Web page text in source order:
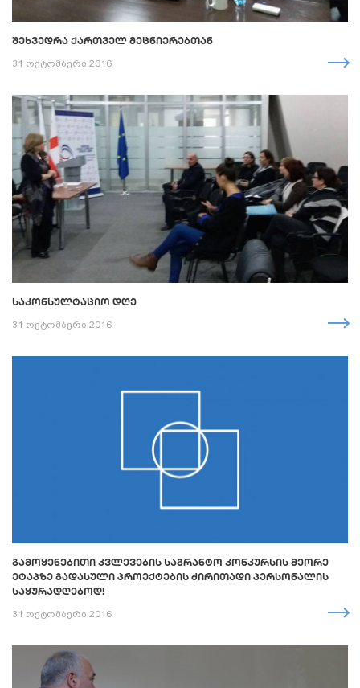
ᲨᲔᲮᲕᲔᲓᲠᲐ ᲥᲐᲠᲗᲕᲔᲚ ᲛᲔᲪᲜᲘᲔᲠᲔᲑᲗᲐᲜ
31 ოქტომბერი 2016
ᲡᲐᲙᲝᲜᲡᲣᲚᲢᲐᲪᲘᲝ ᲓᲦᲔ
31 ოქტომბერი 2016
ᲒᲐᲛᲝᲧᲔᲜᲔᲑᲘᲗᲘ ᲙᲕᲚᲔᲕᲔᲑᲘᲡ ᲡᲐᲒᲠᲐᲜᲢᲝ ᲙᲝᲜᲙᲣᲠᲡᲘᲡ ᲛᲔᲝᲠᲔ
ᲔᲢᲐᲞᲖᲔ ᲒᲐᲓᲐᲡᲣᲚᲘ ᲞᲠᲝᲔᲥᲢᲔᲑᲘᲡ ᲫᲘᲠᲘᲗᲐᲓᲘ ᲞᲔᲠᲡᲝᲜᲐᲚᲘᲡ
ᲡᲐᲧᲣᲠᲐᲓᲦᲔᲑᲝᲓ!
31 ოქტომბერი 2016